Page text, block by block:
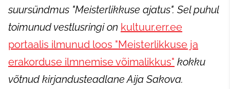
suursündmus "Meisterlikkuse ajatus". Sel puhul
toimunud vestlusringi on kultuur.err.ee
portaalis ilmunud loos "Meisterlikkuse ja
erakorduse ilmnemise võimalikkus" kokku
võtnud kirjandusteadlane Aija Sakova.